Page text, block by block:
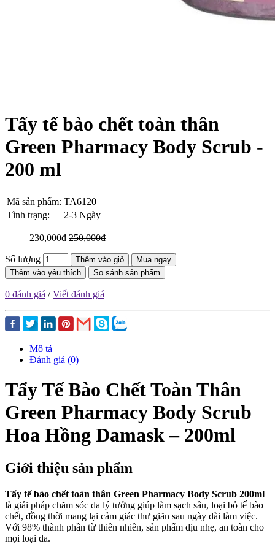
Tẩy tế bào chết toàn thân
Green Pharmacy Body Scrub -
200 ml
Mã sản phẩm: TA6120
Tình trạng:
2-3 Ngày
230,000đ 250,000đ
Số lượng Thêm vào giỏ
Mua ngay
Thêm vào yêu thích
So sánh sản phẩm
0 đánh giá /Viết đánh giá
Mô tả
Đánh giá (0)
Tẩy Tế Bào Chết Toàn Thân
Green Pharmacy Body Scrub
Hoa Hồng Damask – 200ml
Giới thiệu sản phẩm
Tẩy tế bào chết toàn thân Green Pharmacy Body Scrub 200ml
là giải pháp chăm sóc da lý tưởng giúp làm sạch sâu, loại bỏ tế bào
chết, đồng thời mang lại cảm giác thư giãn sau ngày dài làm việc.
Với 98% thành phần từ thiên nhiên, sản phẩm dịu nhẹ, an toàn cho
mọi loại da.